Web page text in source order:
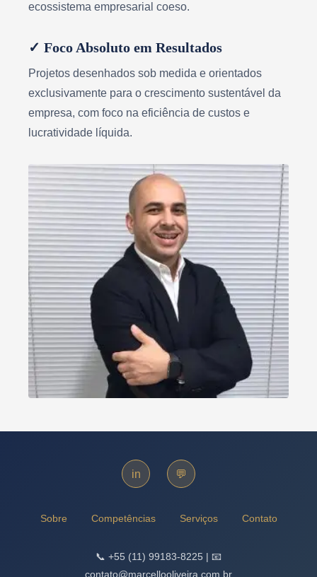
ecossistema empresarial coeso.
✓ Foco Absoluto em Resultados
Projetos desenhados sob medida e orientados
exclusivamente para o crescimento sustentável da
empresa, com foco na eficiência de custos e
lucratividade líquida.
in 💬
Sobre Competências Serviços Contato
📞 +55 (11) 99183-8225 | 📧
contato@marcellooliveira.com.br